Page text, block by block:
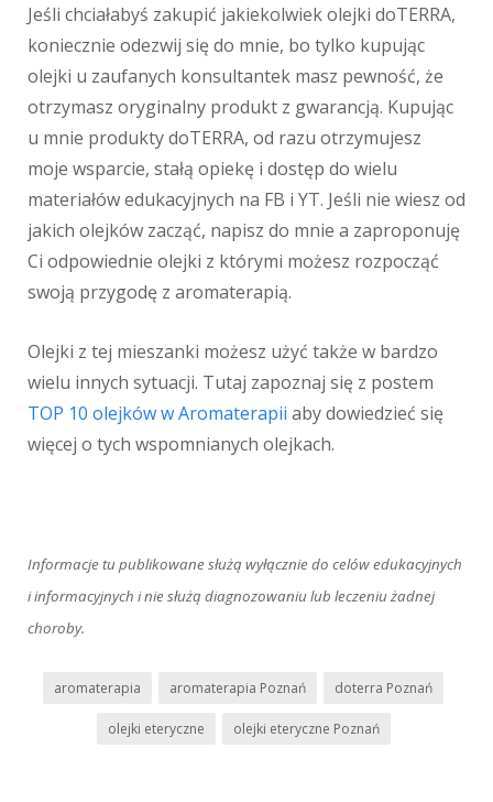
Jeśli chciałabyś zakupić jakiekolwiek olejki doTERRA,
koniecznie odezwij się do mnie, bo tylko kupując
olejki u zaufanych konsultantek masz pewność, że
otrzymasz oryginalny produkt z gwarancją. Kupując
u mnie produkty doTERRA, od razu otrzymujesz
moje wsparcie, stałą opiekę i dostęp do wielu
materiałów edukacyjnych na FB i YT. Jeśli nie wiesz od
jakich olejków zacząć, napisz do mnie a zaproponuję
Ci odpowiednie olejki z którymi możesz rozpocząć
swoją przygodę z aromaterapią.
Olejki z tej mieszanki możesz użyć także w bardzo
wielu innych sytuacji. Tutaj zapoznaj się z postem
TOP 10 olejków w Aromaterapii aby dowiedzieć się
więcej o tych wspomnianych olejkach.
Informacje tu publikowane służą wyłącznie do celów edukacyjnych
i informacyjnych i nie służą diagnozowaniu lub leczeniu żadnej
choroby.
aromaterapia aromaterapia Poznań doterra Poznań
olejki eteryczne olejki eteryczne Poznań